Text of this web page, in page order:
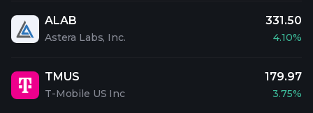
ALAB
Astera Labs, Inc.
331.50
4.10%
TMUS
T-Mobile US Inc
179.97
3.75%